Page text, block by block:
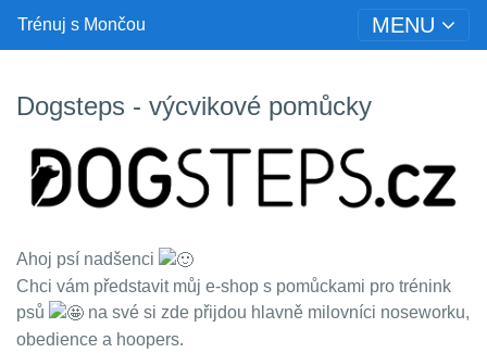
Trénuj s Mončou MENU
Dogsteps - výcvikové pomůcky
Ahoj psí nadšenci
Chci vám představit můj e-shop s pomůckami pro trénink
psů
na své si zde přijdou hlavně milovníci noseworku,
obedience a hoopers.